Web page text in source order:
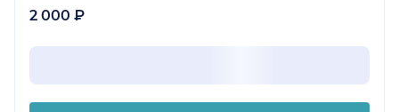
2 000 ₽